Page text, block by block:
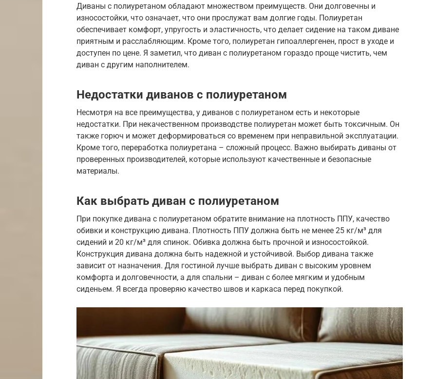
Диваны с полиуретаном обладают множеством преимуществ. Они долговечны и
износостойки, что означает, что они прослужат вам долгие годы. Полиуретан
обеспечивает комфорт, упругость и эластичность, что делает сидение на таком диване
приятным и расслабляющим. Кроме того, полиуретан гипоаллергенен, прост в уходе и
доступен по цене. Я заметил, что диван с полиуретаном гораздо проще чистить, чем
диван с другим наполнителем.
Недостатки диванов с полиуретаном
Несмотря на все преимущества, у диванов с полиуретаном есть и некоторые
недостатки. При некачественном производстве полиуретан может быть токсичным. Он
также горюч и может деформироваться со временем при неправильной эксплуатации.
Кроме того, переработка полиуретана – сложный процесс. Важно выбирать диваны от
проверенных производителей, которые используют качественные и безопасные
материалы.
Как выбрать диван с полиуретаном
При покупке дивана с полиуретаном обратите внимание на плотность ППУ, качество
обивки и конструкцию дивана. Плотность ППУ должна быть не менее 25 кг/м³ для
сидений и 20 кг/м³ для спинок. Обивка должна быть прочной и износостойкой.
Конструкция дивана должна быть надежной и устойчивой. Выбор дивана также
зависит от назначения. Для гостиной лучше выбрать диван с высоким уровнем
комфорта и долговечности, а для спальни – диван с более мягким и удобным
сиденьем. Я всегда проверяю качество швов и каркаса перед покупкой.